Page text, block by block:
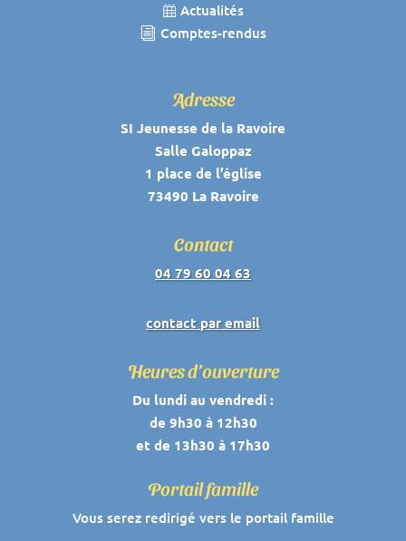
 Actualités
i Comptes-rendus
Adresse
SI Jeunesse de la Ravoire
Salle Galoppaz
1 place de l’église
73490 La Ravoire
Contact
04 79 60 04 63
contact par email
Heures d’ouverture
Du lundi au vendredi :
de 9h30 à 12h30
et de 13h30 à 17h30
Portail famille
Vous serez redirigé vers le portail famille